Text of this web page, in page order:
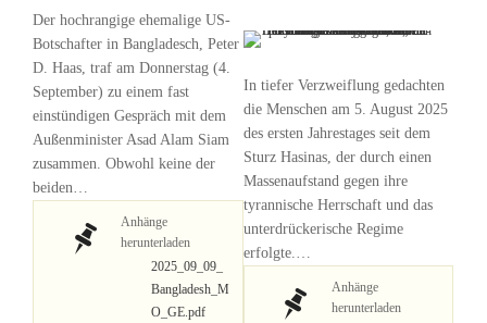
Der hochrangige ehemalige US-
Botschafter in Bangladesch, Peter
D. Haas, traf am Donnerstag (4.
September) zu einem fast
einstündigen Gespräch mit dem
Außenminister Asad Alam Siam
zusammen. Obwohl keine der
beiden…
Anhänge
herunterladen
2025_09_09_
Bangladesh_M
O_GE.pdf
In tiefer Verzweiflung gedachten
die Menschen am 5. August 2025
des ersten Jahrestages seit dem
Sturz Hasinas, der durch einen
Massenaufstand gegen ihre
tyrannische Herrschaft und das
unterdrückerische Regime
erfolgte.…
Anhänge
herunterladen